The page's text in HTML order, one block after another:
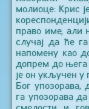
молиоце: Крис
право име, али
случај да ће
напомену као
допрем до њега
је он укључен у
Бог упозорава,
га упозорава